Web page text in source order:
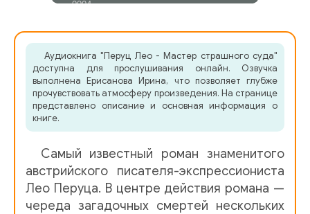
0004
0005
0006
0007
0010
0011
Аудиокнига "Перуц Лео - Мастер страшного суда"
доступна для прослушивания онлайн. Озвучка
выполнена Ерисанова Ирина, что позволяет глубже
прочувствовать атмосферу произведения. На странице
представлено описание и основная информация о
книге.
Cамый известный роман знаменитого
австрийского писателя-экспрессиониста
Лео Перуца. В центре действия романа —
череда загадочных смертей нескольких